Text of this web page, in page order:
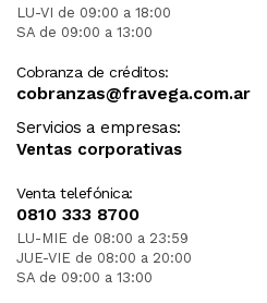
LU-VI de 09:00 a 18:00
SA de 09:00 a 13:00
Cobranza de créditos:
cobranzas@fravega.com.ar
Servicios a empresas:
Ventas corporativas
Venta telefónica:
0810 333 8700
LU-MIE de 08:00 a 23:59
JUE-VIE de 08:00 a 20:00
SA de 09:00 a 13:00